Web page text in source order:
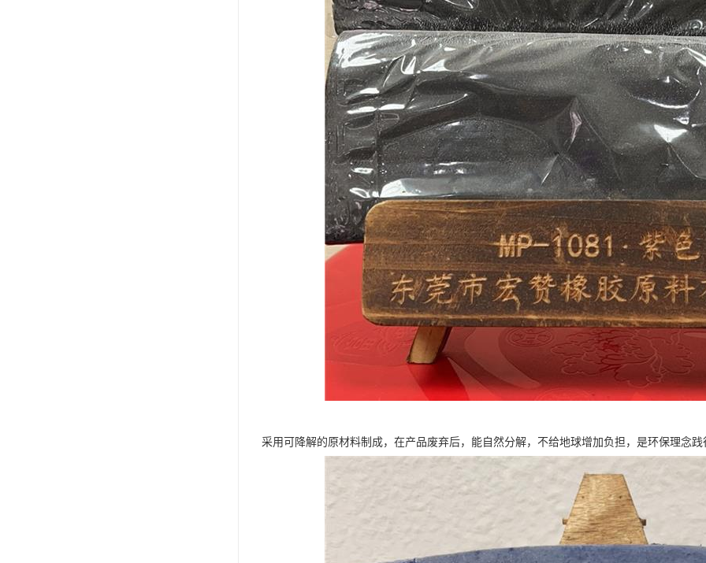
采用可降解的原材料制成，在产品废弃后，能自然分解，不给地球增加负担，是环保理念践